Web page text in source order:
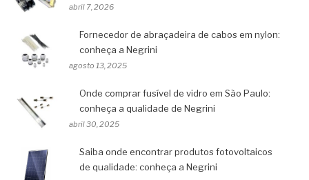
abril 7, 2026
Fornecedor de abraçadeira de cabos em nylon:
conheça a Negrini
agosto 13, 2025
Onde comprar fusível de vidro em São Paulo:
conheça a qualidade de Negrini
abril 30, 2025
Saiba onde encontrar produtos fotovoltaicos
de qualidade: conheça a Negrini